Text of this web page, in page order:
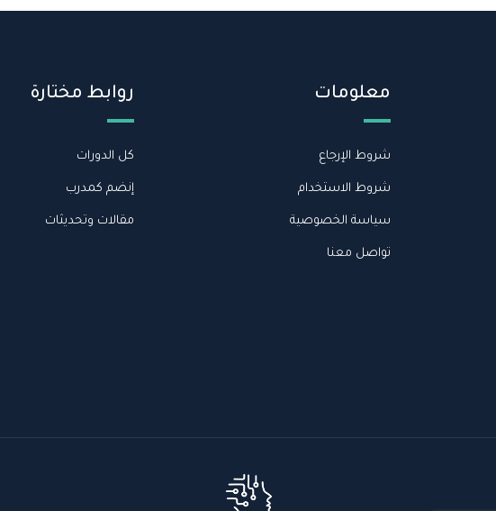
معلومات
شروط الإرجاع
شروط الاستخدام
سياسة الخصوصية
تواصل معنا
روابط مختارة
كل الدورات
إنضم كمدرب
مقالات وتحديثات